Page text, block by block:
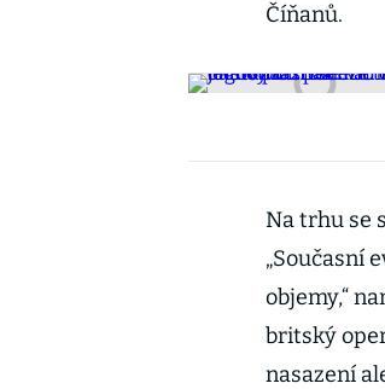
Číňanů.
Na trhu se
„Současní
objemy,“
britský
nasazení